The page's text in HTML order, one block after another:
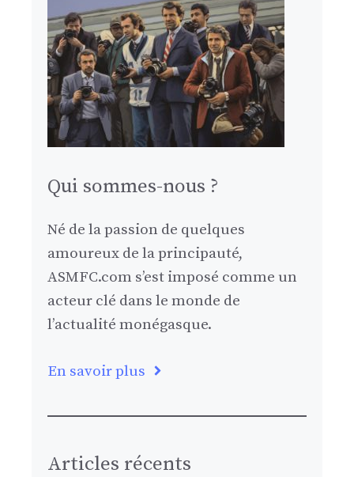
Qui sommes-nous ?
Né de la passion de quelques
amoureux de la principauté,
ASMFC.com s’est imposé comme un
acteur clé dans le monde de
l’actualité monégasque.
En savoir plus
Articles récents